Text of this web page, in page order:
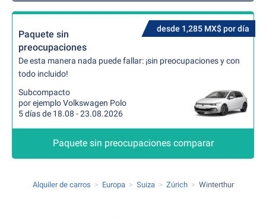
desde 1,285 MX$ por día
Paquete sin
preocupaciones
De esta manera nada puede fallar: ¡sin preocupaciones y con
todo incluido!
Subcompacto
por ejemplo Volkswagen Polo
5 días de 18.08 - 23.08.2026
Paquete sin preocupaciones comparar
Alquiler de carros Europa Suiza Zúrich Winterthur